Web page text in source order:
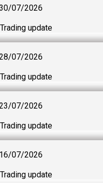
07/2026
Trading update
07/2026
Trading update
07/2026
Trading update
07/2026
Trading update